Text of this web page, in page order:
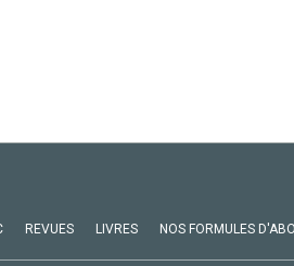
REVUES LIVRES NOS FORMULES